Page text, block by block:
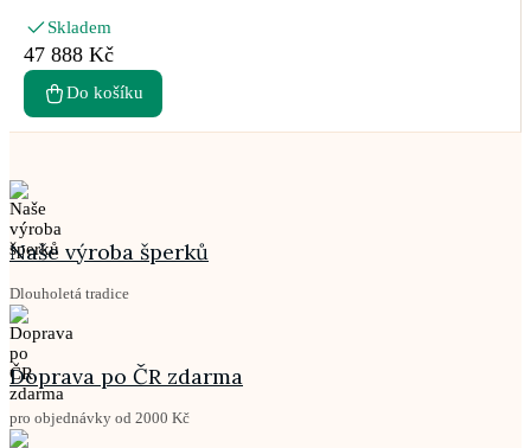
Skladem
47 888 Kč
Do košíku
Naše výroba šperků
Dlouholetá tradice
Doprava po ČR zdarma
pro objednávky od 2000 Kč